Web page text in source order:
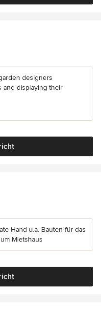
5 Sternen
designers
and displaying their
5 Sternen
Hand u.a. Bauten für das
Mietshaus